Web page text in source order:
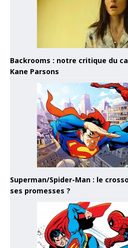
Backrooms : notre critique du
Kane Parsons
Superman/Spider-Man : le
ses promesses ?